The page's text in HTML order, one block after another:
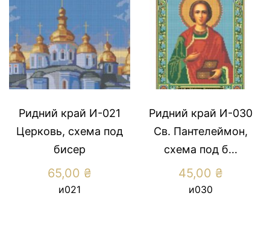
Ридний край И-021
Церковь, схема под
бисер
65,00 ₴
и021
Ридний край И-030
Св. Пантелеймон,
схема под б...
45,00 ₴
и030